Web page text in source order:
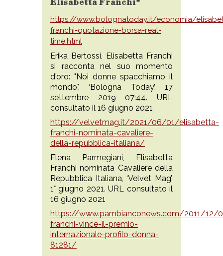
Elisabetta Franchi*
https://www.bolognatoday.it/economia/
franchi-quotazione-borsa-real-
time.html
Erika Bertossi, Elisabetta Franchi
si racconta nel suo momento
d'oro: "Noi donne spacchiamo il
mondo", ‘Bologna Today’, 17
settembre 2019 07:44. URL
consultato il 16 giugno 2021
https://velvetmag.it/2021/06/01/elisabetta-
franchi-nominata-cavaliere-
della-repubblica-italiana/
Elena Parmegiani, Elisabetta
Franchi nominata Cavaliere della
Repubblica Italiana, ‘Velvet Mag’,
1° giugno 2021. URL consultato il
16 giugno 2021
https://www.pambianconews.com/2011/12/
franchi-vince-il-premio-
internazionale-profilo-donna-
81281/